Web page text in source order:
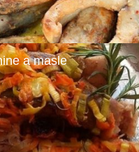
a masle